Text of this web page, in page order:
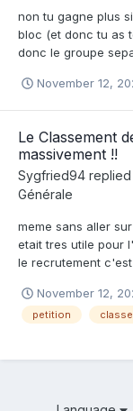
non tu gagne plus
bloc (et donc tu as
donc le groupe
November 12,
Le Classement
massivement !!
Sygfried94 replied
Générale
meme sans aller
etait tres utile pour
le recrutement
November 12,
petition